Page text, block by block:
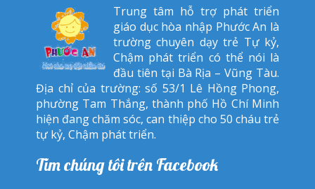
Trung tâm hỗ trợ phát triển
giáo dục hòa nhập Phước An là
trường chuyên dạy trẻ Tự kỷ,
Chậm phát triển có thể nói là
đầu tiên tại Bà Rịa – Vũng Tàu.
Địa chỉ của trường: số 53/1 Lê Hồng Phong,
phường Tam Thắng, thành phố Hồ Chí Minh
hiện đang chăm sóc, can thiệp cho 50 cháu trẻ
tự kỷ, Chậm phát triển.
Tìm chúng tôi trên Facebook